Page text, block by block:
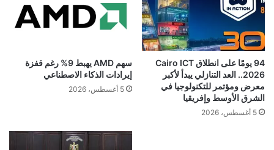
94 يومًا على انطلاق Cairo ICT
2026.. العد التنازلي يبدأ لأكبر
معرض ومؤتمر للتكنولوجيا في
الشرق الأوسط وإفريقيا
5 أغسطس، 2026
سهم AMD يهبط 9% رغم قفزة
إيرادات الذكاء الاصطناعي
5 أغسطس، 2026